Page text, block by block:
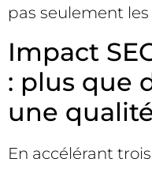
pas seulement les
Impact
: plus que
une
En accélérant